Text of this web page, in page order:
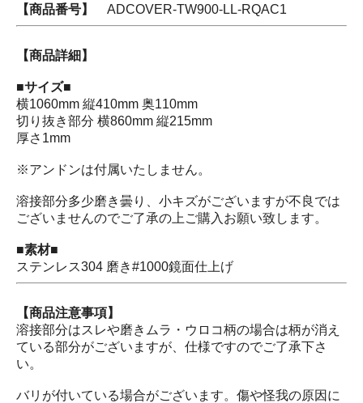
【商品番号】 ADCOVER-TW900-LL-RQAC1
【商品詳細】
■サイズ■
横1060mm 縦410mm 奥110mm
切り抜き部分 横860mm 縦215mm
厚さ1mm
※アンドンは付属いたしません。
溶接部分多少磨き曇り、小キズがございますが不良では
ございませんのでご了承の上ご購入お願い致します。
■素材■
ステンレス304 磨き#1000鏡面仕上げ
【商品注意事項】
溶接部分はスレや磨きムラ・ウロコ柄の場合は柄が消え
ている部分がございますが、仕様ですのでご了承下さ
い。
バリが付いている場合がございます。傷や怪我の原因に